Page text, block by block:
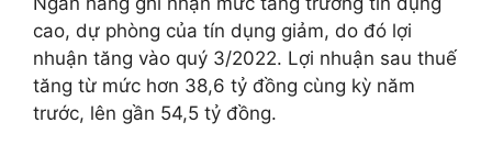
cao, dự phòng của tín dụng giảm, do đó lợi
nhuận tăng vào quý 3/2022. Lợi nhuận sau thuế
tăng từ mức hơn 38,6 tỷ đồng cùng kỳ năm
trước, lên gần 54,5 tỷ đồng.